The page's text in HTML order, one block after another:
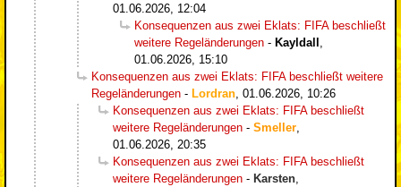
01.06.2026, 12:04
Konsequenzen aus zwei Eklats: FIFA beschließt
weitere Regeländerungen - Kayldall
01.06.2026, 15:10
Konsequenzen aus zwei Eklats: FIFA beschließt weitere
Regeländerungen - Lordran 01.06.2026, 10:26
Konsequenzen aus zwei Eklats: FIFA beschließt
weitere Regeländerungen - Smeller
01.06.2026, 20:35
Konsequenzen aus zwei Eklats: FIFA beschließt
weitere Regeländerungen - Karsten